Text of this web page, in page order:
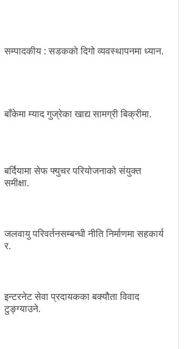
सम्पादकीय : सडकको दिगो व्यवस्थापनमा ध्यान.
बाँकेमा म्याद गुज्रेका खाद्य सामग्री बिक्रीमा.
बर्दियामा सेफ फ्युचर परियोजनाको संयुक्त
समीक्षा.
जलवायु परिवर्तनसम्बन्धी नीति निर्माणमा सहकार्य
र.
इन्टरनेट सेवा प्रदायकका बक्यौता विवाद
टुङ्ग्याउने.